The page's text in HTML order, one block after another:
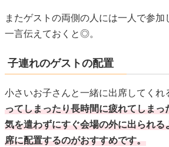
気を遣わずにすぐ会場の外に出られる
席に配置するのがおすすめです。
どうしても出入り口から遠い席になっ
ーカーが通りやすいように広めの通路
ですね。
また大きい音がするスピーカーの近く
避けておくと安心です。